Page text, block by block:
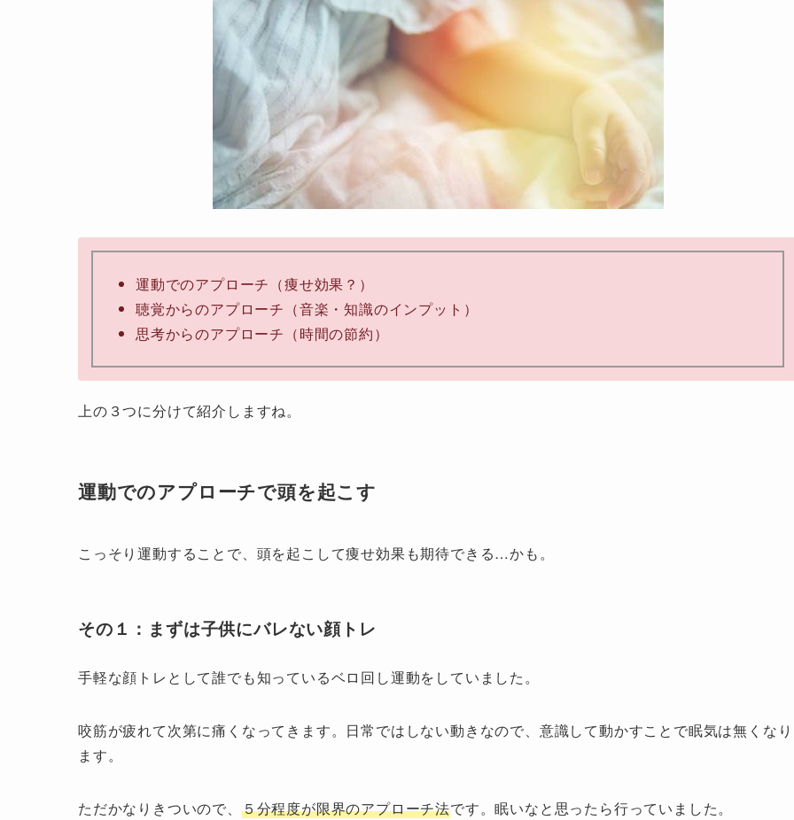
運動でのアプローチ（痩せ効果？）
聴覚からのアプローチ（音楽・知識のインプット）
思考からのアプローチ（時間の節約）
上の３つに分けて紹介しますね。
運動でのアプローチで頭を起こす
こっそり運動することで、頭を起こして痩せ効果も期待できる…かも。
その１：まずは子供にバレない顔トレ
手軽な顔トレとして誰でも知っているベロ回し運動をしていました。
咬筋が疲れて次第に痛くなってきます。日常ではしない動きなので、意識して動かすことで眠気は無くなり
ます。
ただかなりきついので、 ５分程度が限界のアプローチ法です。眠いなと思ったら行っていました。